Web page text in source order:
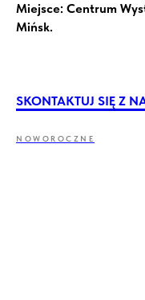
Miejsce: Centrum
Mińsk.
SKONTAKTUJ SIĘ Z
NOWOROCZNE